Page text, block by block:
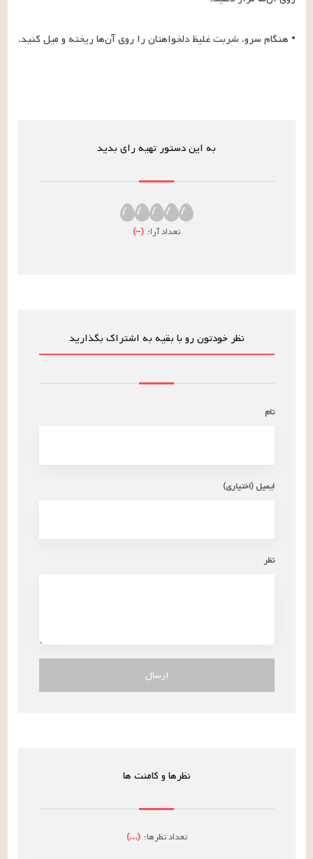
• هنگام سرو، شربت غلیظ دلخواهتان را روی آن‌ها ریخته و میل کنید.
به این دستور تهیه رای بدید
تعداد آرا: (
–
)
نظر خودتون رو با بقیه به اشتراک بگذارید
نام
ایمیل (اختیاری)
نظر
ارسال
نظرها و کامنت ها
تعداد نظرها: (
...
)